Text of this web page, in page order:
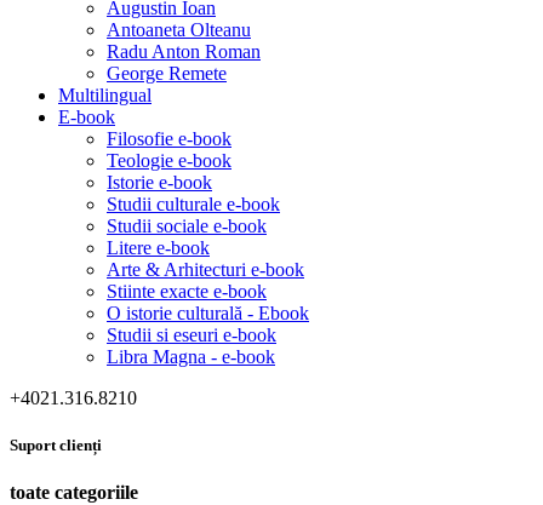
Augustin Ioan
Antoaneta Olteanu
Radu Anton Roman
George Remete
Multilingual
E-book
Filosofie e-book
Teologie e-book
Istorie e-book
Studii culturale e-book
Studii sociale e-book
Litere e-book
Arte & Arhitecturi e-book
Stiinte exacte e-book
O istorie culturală - Ebook
Studii si eseuri e-book
Libra Magna - e-book
+4021.316.8210
Suport clienți
toate categoriile